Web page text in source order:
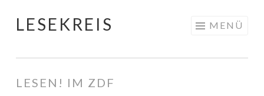
Springe
LESEKREIS MENÜ
LESEN! IM ZDF